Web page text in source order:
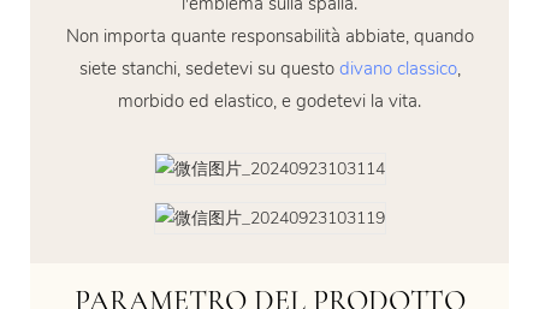
Non importa quante responsabilità abbiate, quando
siete stanchi, sedetevi su questo divano classico,
morbido ed elastico, e godetevi la vita.
PARAMETRO DEL PRODOTTO